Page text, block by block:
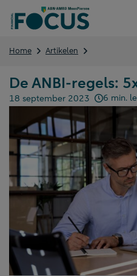
naar
Home Artikelen
5x
toegelicht
De ANBI-regels:
Gepubliceerd op:
18 september 2023 6 min.